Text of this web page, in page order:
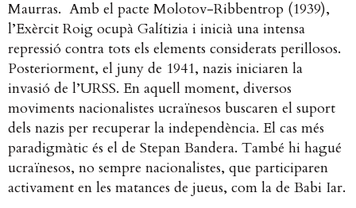
Maurras. Amb el pacte Molotov-Ribbentrop (1939),
l’Exèrcit Roig ocupà Galítizia i inicià una intensa
repressió contra tots els elements considerats perillosos.
Posteriorment, el juny de 1941, nazis iniciaren la
invasió de l’URSS. En aquell moment, diversos
moviments nacionalistes ucraïnesos buscaren el suport
dels nazis per recuperar la independència. El cas més
paradigmàtic és el de Stepan Bandera. També hi hagué
ucraïnesos, no sempre nacionalistes, que participaren
activament en les matances de jueus, com la de Babi Iar.